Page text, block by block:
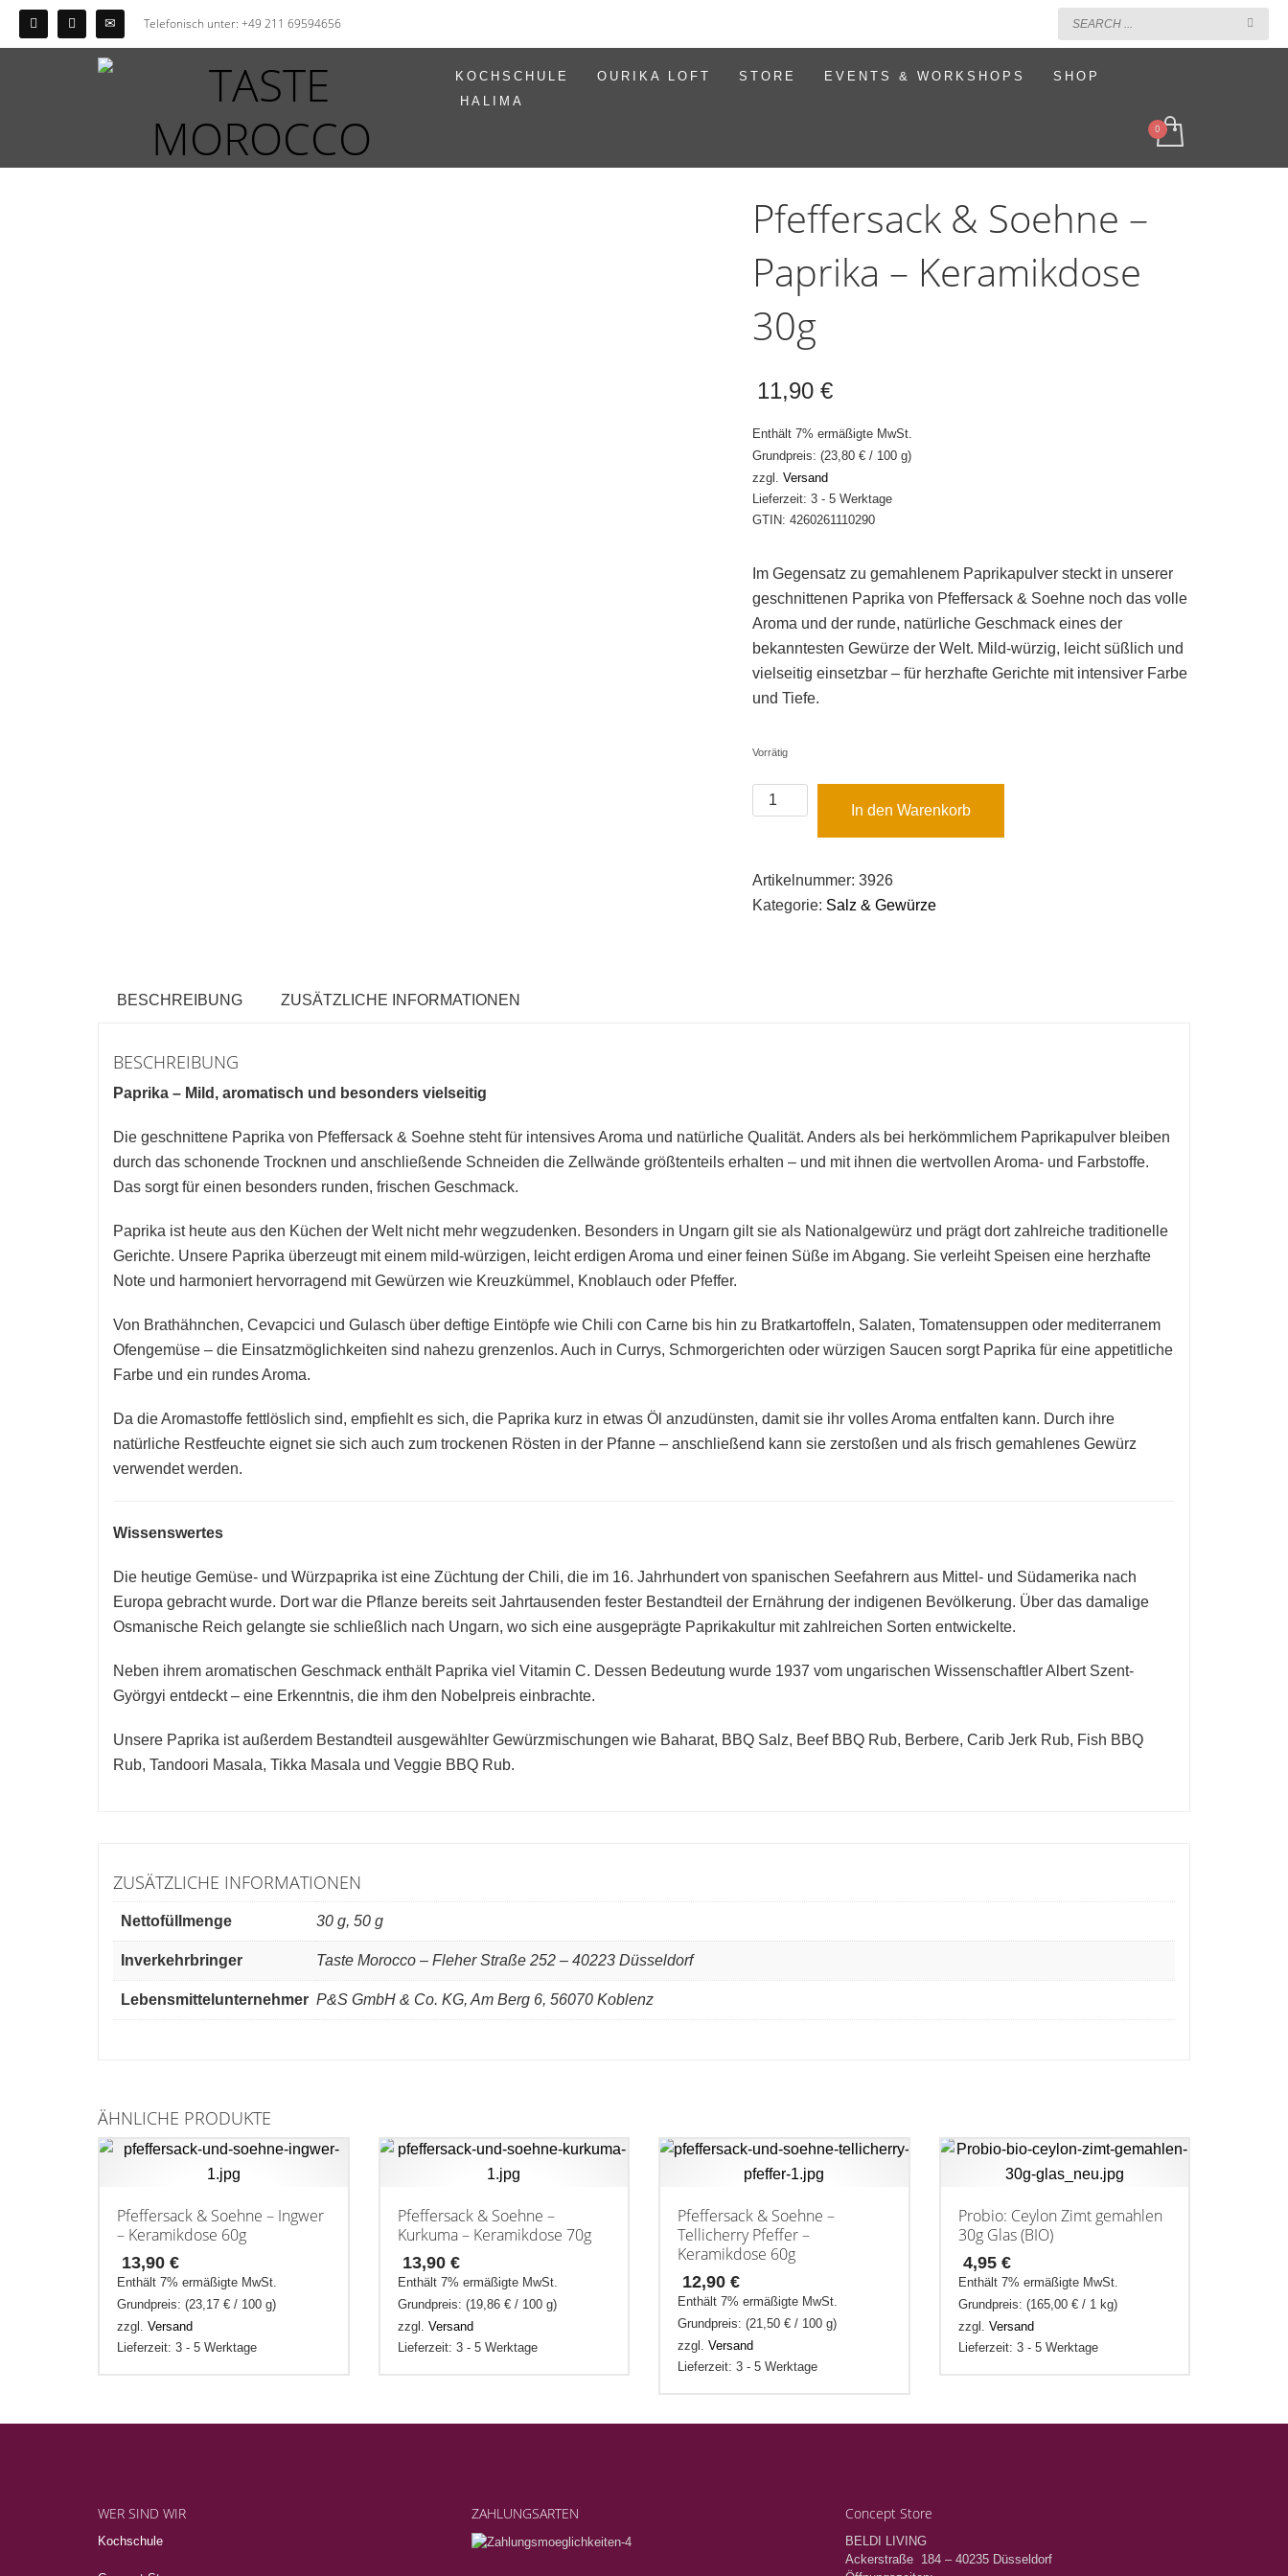
Telefonisch unter: +49 211 69594656
KOCHSCHULE OURIKA LOFT STORE EVENTS & WORKSHOPS
SHOP
HALIMA
Pfeffersack & Soehne –
Paprika – Keramikdose
30g
11,90 €
Enthält 7% ermäßigte MwSt.
Grundpreis: (23,80 €/ 100 g)
zzgl. Versand
Lieferzeit: 3 - 5 Werktage
GTIN: 4260261110290
Im Gegensatz zu gemahlenem Paprikapulver steckt in unserer
geschnittenen Paprika von Pfeffersack & Soehne noch das volle
Aroma und der runde, natürliche Geschmack eines der
bekanntesten Gewürze der Welt. Mild-würzig, leicht süßlich und
vielseitig einsetzbar – für herzhafte Gerichte mit intensiver Farbe
und Tiefe.
Vorrätig
Pfeffersack
&
In den Warenkorb
Artikelnummer: 3926
Kategorie: Salz & Gewürze
BESCHREIBUNG ZUSÄTZLICHE INFORMATIONEN
BESCHREIBUNG
Paprika – Mild, aromatisch und besonders vielseitig
Die geschnittene Paprika von Pfeffersack & Soehne steht für intensives Aroma und natürliche Qualität. Anders als bei herkömmlichem Paprikapulver bleiben
durch das schonende Trocknen und anschließende Schneiden die Zellwände größtenteils erhalten – und mit ihnen die wertvollen Aroma- und Farbstoffe.
Das sorgt für einen besonders runden, frischen Geschmack.
Paprika ist heute aus den Küchen der Welt nicht mehr wegzudenken. Besonders in Ungarn gilt sie als Nationalgewürz und prägt dort zahlreiche traditionelle
Gerichte. Unsere Paprika überzeugt mit einem mild-würzigen, leicht erdigen Aroma und einer feinen Süße im Abgang. Sie verleiht Speisen eine herzhafte
Note und harmoniert hervorragend mit Gewürzen wie Kreuzkümmel, Knoblauch oder Pfeffer.
Von Brathähnchen, Cevapcici und Gulasch über deftige Eintöpfe wie Chili con Carne bis hin zu Bratkartoffeln, Salaten, Tomatensuppen oder mediterranem
Ofengemüse – die Einsatzmöglichkeiten sind nahezu grenzenlos. Auch in Currys, Schmorgerichten oder würzigen Saucen sorgt Paprika für eine appetitliche
Farbe und ein rundes Aroma.
Da die Aromastoffe fettlöslich sind, empfiehlt es sich, die Paprika kurz in etwas Öl anzudünsten, damit sie ihr volles Aroma entfalten kann. Durch ihre
natürliche Restfeuchte eignet sie sich auch zum trockenen Rösten in der Pfanne – anschließend kann sie zerstoßen und als frisch gemahlenes Gewürz
verwendet werden.
Wissenswertes
Die heutige Gemüse- und Würzpaprika ist eine Züchtung der Chili, die im 16. Jahrhundert von spanischen Seefahrern aus Mittel- und Südamerika nach
Europa gebracht wurde. Dort war die Pflanze bereits seit Jahrtausenden fester Bestandteil der Ernährung der indigenen Bevölkerung. Über das damalige
Osmanische Reich gelangte sie schließlich nach Ungarn, wo sich eine ausgeprägte Paprikakultur mit zahlreichen Sorten entwickelte.
Neben ihrem aromatischen Geschmack enthält Paprika viel Vitamin C. Dessen Bedeutung wurde 1937 vom ungarischen WissenschaftlerAlbert Szent-
Györgyi entdeckt – eine Erkenntnis, die ihm den Nobelpreis einbrachte.
Unsere Paprika ist außerdem Bestandteil ausgewählter Gewürzmischungen wie Baharat, BBQ Salz, Beef BBQ Rub, Berbere, Carib Jerk Rub, Fish BBQ
Rub, Tandoori Masala, Tikka Masala und Veggie BBQ Rub.
ZUSÄTZLICHE INFORMATIONEN
Nettofüllmenge 30 g, 50 g
Inverkehrbringer Taste Morocco – Fleher Straße 252 – 40223 Düsseldorf
Lebensmittelunternehmer P&S GmbH & Co. KG, Am Berg 6, 56070 Koblenz
ÄHNLICHE PRODUKTE
Pfeffersack & Soehne – Ingwer
– Keramikdose 60g
13,90 €
Enthält 7% ermäßigte MwSt.
Grundpreis: (23,17 € / 100 g)
zzgl. Versand
Lieferzeit: 3 - 5 Werktage
Pfeffersack & Soehne –
Kurkuma – Keramikdose 70g
13,90 €
Enthält 7% ermäßigte MwSt.
Grundpreis: (19,86 €/ 100 g)
zzgl. Versand
Lieferzeit: 3 - 5 Werktage
Pfeffersack & Soehne –
Tellicherry Pfeffer –
Keramikdose 60g
12,90 €
Enthält 7% ermäßigte MwSt.
Grundpreis: (21,50 € / 100 g)
zzgl. Versand
Lieferzeit: 3 - 5 Werktage
Probio: Ceylon Zimt gemahlen
30g Glas (BIO)
4,95 €
Enthält 7% ermäßigte MwSt.
Grundpreis: (165,00 €/ 1 kg)
zzgl. Versand
Lieferzeit: 3 - 5 Werktage
WER SIND WIR
Kochschule
ZAHLUNGSARTEN Concept Store
BELDI LIVING
Ackerstraße 184 – 40235 Düsseldorf